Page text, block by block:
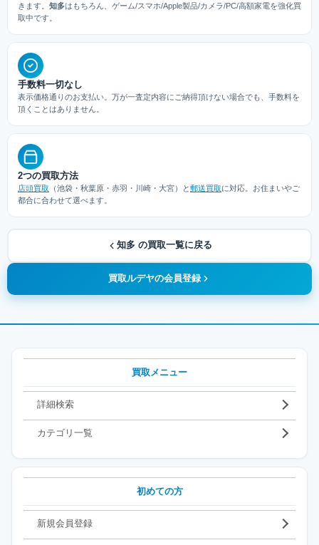
きます。 知多はもちろん、ゲーム/スマホ/Apple製品/カメラ/PC/高額家電を強化買
取中です。
手数料一切なし
表示価格通りのお支払い。万が一査定内容にご納得頂けない場合でも、手数料を
頂くことはありません。
2つの買取方法
店頭買取 （池袋・秋葉原・赤羽・川崎・大宮）と郵送買取に対応。お住まいやご
都合に合わせて選べます。
知多 の買取一覧に戻る
買取ルデヤの会員登録
買取メニュー
詳細検索
カテゴリ一覧
初めての方
新規会員登録